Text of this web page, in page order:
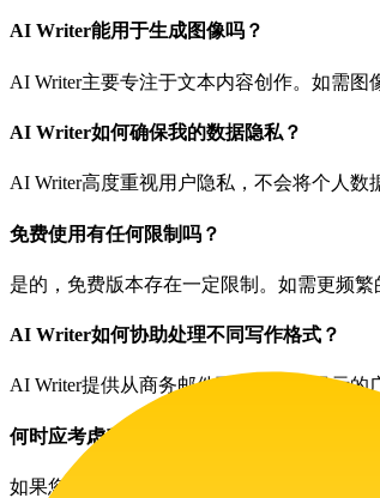
AI Writer能用于生成图像吗？
AI Writer主要专注于文本内容创作。如需图
AI Writer如何确保我的数据隐私？
AI Writer高度重视用户隐私，不会将个人数
免费使用有任何限制吗？
是的，免费版本存在一定限制。如需更频
AI Writer如何协助处理不同写作格式？
AI Writer提供从商务邮件到创意写作提示的
何时应考虑升级到订阅计划？
如果您发现自己经常需要超出免费使用限